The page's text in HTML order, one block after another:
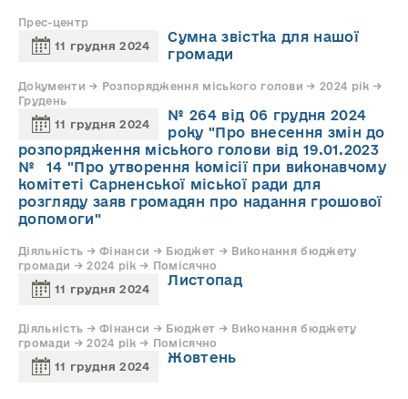
Прес-центр
11 грудня 2024
Сумна звістка для нашої
громади
Документи → Розпорядження міського голови → 2024 рік →
Грудень
11 грудня 2024
№ 264 від 06 грудня 2024
року "Про внесення змін до
розпорядження міського голови від 19.01.2023
№ 14 "Про утворення комісії при виконавчому
комітеті Сарненської міської ради для
розгляду заяв громадян про надання грошової
допомоги"
Діяльність → Фінанси → Бюджет → Виконання бюджету
громади → 2024 рік → Помісячно
11 грудня 2024
Листопад
Діяльність → Фінанси → Бюджет → Виконання бюджету
громади → 2024 рік → Помісячно
11 грудня 2024
Жовтень